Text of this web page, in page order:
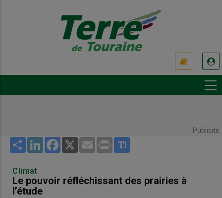
Publicité
Share LinkedInFacebook
X Email Print
Climat
Le pouvoir réfléchissant des prairies à
l’étude